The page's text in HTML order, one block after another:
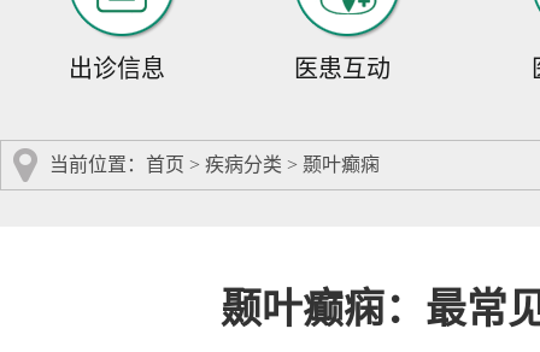
出诊信息 医患互动
当前位置： 首页 > 疾病分类 > 颞叶癫痫
颞叶癫痫：最常